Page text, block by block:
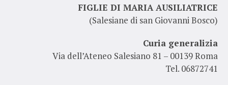
FIGLIE DI MARIA AUSILIATRICE
(Salesiane di san Giovanni Bosco)
Curia generalizia
Via dell’Ateneo Salesiano 81 – 00139 Roma
Tel. 06872741